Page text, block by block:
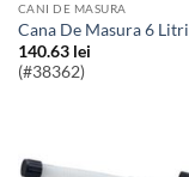
CANI DE MASURA
Cana De Masura 6 Litri
140.63 lei
(#38362)